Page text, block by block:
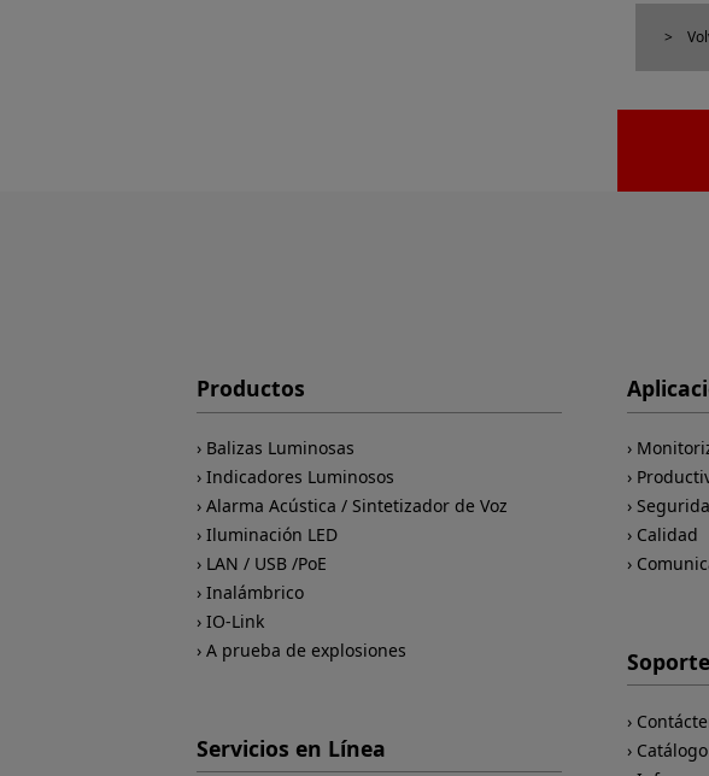
Productos
Balizas Luminosas
Indicadores Luminosos
Alarma Acústica / Sintetizador de Voz
Iluminación LED
LAN / USB /PoE
Inalámbrico
IO-Link
A prueba de explosiones
Servicios en Línea
Calidad
Soporte
Catálogo